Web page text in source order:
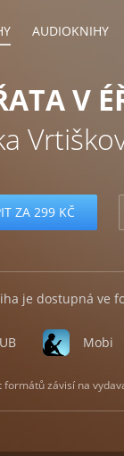
AUDIOKNIHY
V
ZA 299 KČ
je dostupná ve
Mobi
formátů závisí na